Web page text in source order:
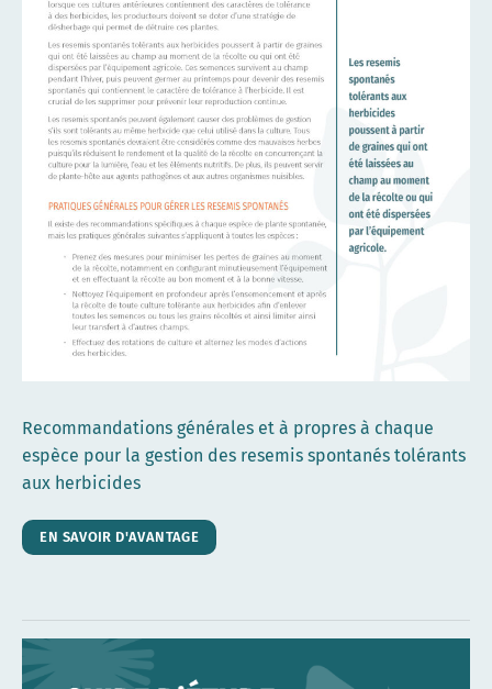
Recommandations générales et à propres à chaque
espèce pour la gestion des resemis spontanés tolérants
aux herbicides
EN SAVOIR D'AVANTAGE